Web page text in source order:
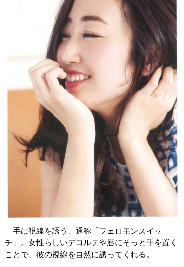
手は視線を誘う、通称「フェロモンスイッ
チ」。女性らしいデコルテや唇にそっと手を置く
ことで、彼の視線を自然に誘ってくれる。